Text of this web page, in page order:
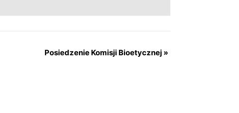
Posiedzenie Komisji Bioetycznej »